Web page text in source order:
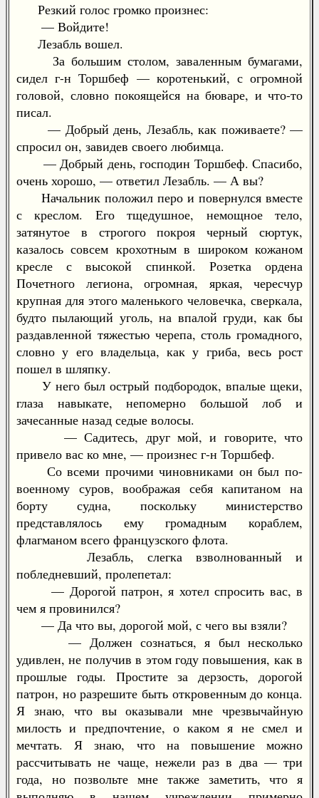
Резкий голос громко произнес:
— Войдите!
Лезабль вошел.
За большим столом, заваленным бумагами,
сидел г-н Торшбеф — коротенький, с огромной
головой, словно покоящейся на бюваре, и что-то
писал.
— Добрый день, Лезабль, как поживаете? —
спросил он, завидев своего любимца.
— Добрый день, господин Торшбеф. Спасибо,
очень хорошо, — ответил Лезабль. — А вы?
Начальник положил перо и повернулся вместе
с креслом. Его тщедушное, немощное тело,
затянутое в строгого покроя черный сюртук,
казалось совсем крохотным в широком кожаном
кресле с высокой спинкой. Розетка ордена
Почетного легиона, огромная, яркая, чересчур
крупная для этого маленького человечка, сверкала,
будто пылающий уголь, на впалой груди, как бы
раздавленной тяжестью черепа, столь громадного,
словно у его владельца, как у гриба, весь рост
пошел в шляпку.
У него был острый подбородок, впалые щеки,
глаза навыкате, непомерно большой лоб и
зачесанные назад седые волосы.
— Садитесь, друг мой, и говорите, что
привело вас ко мне, — произнес г-н Торшбеф.
Со всеми прочими чиновниками он был по-
военному суров, воображая себя капитаном на
борту судна, поскольку министерство
представлялось ему громадным кораблем,
флагманом всего французского флота.
Лезабль, слегка взволнованный и
побледневший, пролепетал:
— Дорогой патрон, я хотел спросить вас, в
чем я провинился?
— Да что вы, дорогой мой, с чего вы взяли?
— Должен сознаться, я был несколько
удивлен, не получив в этом году повышения, как в
прошлые годы. Простите за дерзость, дорогой
патрон, но разрешите быть откровенным до конца.
Я знаю, что вы оказывали мне чрезвычайную
милость и предпочтение, о каком я не смел и
мечтать. Я знаю, что на повышение можно
рассчитывать не чаще, нежели раз в два — три
года, но позвольте мне также заметить, что я